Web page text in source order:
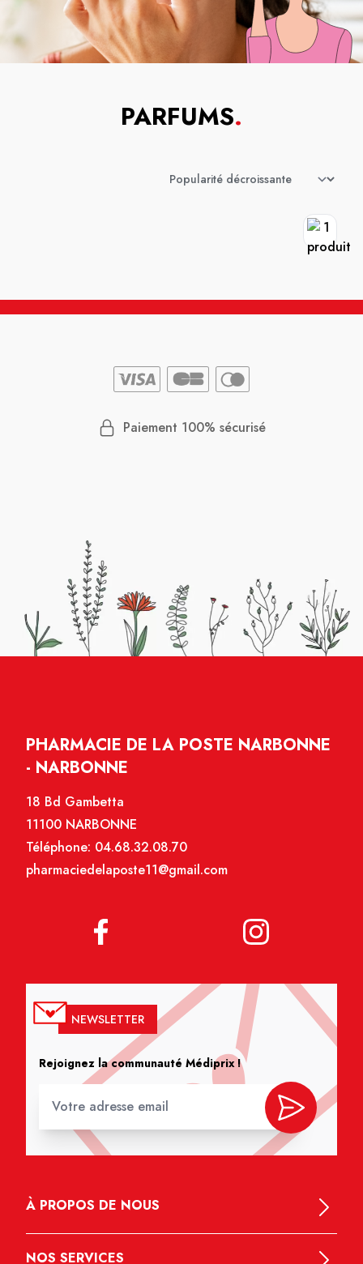
PARFUMS.
Paiement 100% sécurisé
PHARMACIE DE LA POSTE NARBONNE
- NARBONNE
18 Bd Gambetta
11100 NARBONNE
Téléphone: 04.68.32.08.70
pharmaciedelaposte11@gmail.com
NEWSLETTER
Rejoignez la communauté Médiprix !
À PROPOS DE NOUS
NOS SERVICES